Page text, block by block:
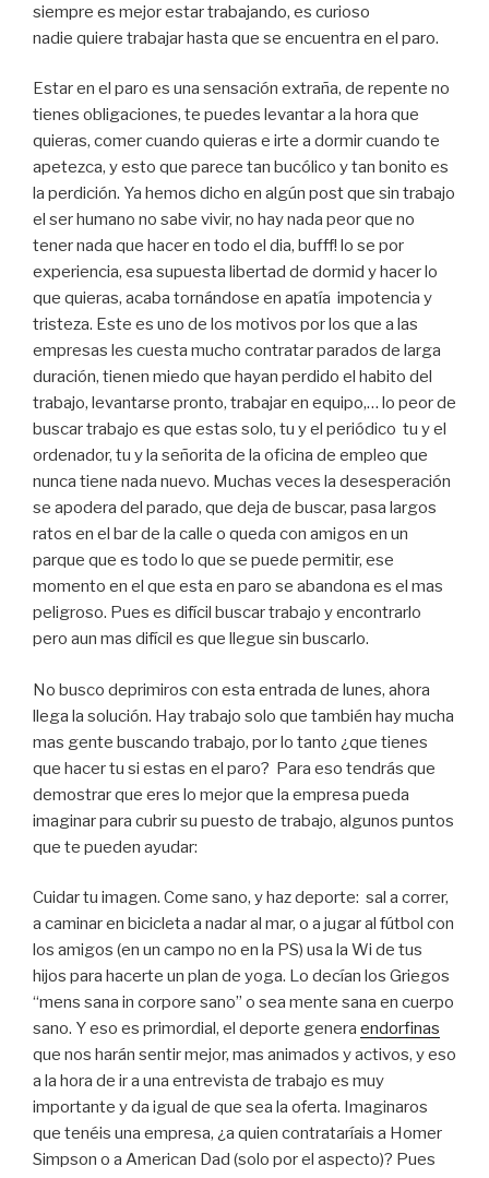
siempre es mejor estar trabajando, es curioso
nadie quiere trabajar hasta que se encuentra en el paro.
Estar en el paro es una sensación extraña, de repente no
tienes obligaciones, te puedes levantar a la hora que
quieras, comer cuando quieras e irte a dormir cuando te
apetezca, y esto que parece tan bucólico y tan bonito es
la perdición. Ya hemos dicho en algún post que sin trabajo
el ser humano no sabe vivir, no hay nada peor que no
tener nada que hacer en todo el dia, bufff! lo se por
experiencia, esa supuesta libertad de dormid y hacer lo
que quieras, acaba tornándose en apatía impotencia y
tristeza. Este es uno de los motivos por los que a las
empresas les cuesta mucho contratar parados de larga
duración, tienen miedo que hayan perdido el habito del
trabajo, levantarse pronto, trabajar en equipo,… lo peor de
buscar trabajo es que estas solo, tu y el periódico tu y el
ordenador, tu y la señorita de la oficina de empleo que
nunca tiene nada nuevo. Muchas veces la desesperación
se apodera del parado, que deja de buscar, pasa largos
ratos en el bar de la calle o queda con amigos en un
parque que es todo lo que se puede permitir, ese
momento en el que esta en paro se abandona es el mas
peligroso. Pues es difícil buscar trabajo y encontrarlo
pero aun mas difícil es que llegue sin buscarlo.
No busco deprimiros con esta entrada de lunes, ahora
llega la solución. Hay trabajo solo que también hay mucha
mas gente buscando trabajo, por lo tanto ¿que tienes
que hacer tu si estas en el paro? Para eso tendrás que
demostrar que eres lo mejor que la empresa pueda
imaginar para cubrir su puesto de trabajo, algunos puntos
que te pueden ayudar:
Cuidar tu imagen. Come sano, y haz deporte: sal a correr,
a caminar en bicicleta a nadar al mar, o a jugar al fútbol con
los amigos (en un campo no en la PS) usa la Wi de tus
hijos para hacerte un plan de yoga. Lo decían los Griegos
“mens sana in corpore sano” o sea mente sana en cuerpo
sano. Y eso es primordial, el deporte genera endorfinas
que nos harán sentir mejor, mas animados y activos, y eso
a la hora de ir a una entrevista de trabajo es muy
importante y da igual de que sea la oferta. Imaginaros
que tenéis una empresa, ¿a quien contrataríais a Homer
Simpson o a American Dad (solo por el aspecto)? Pues